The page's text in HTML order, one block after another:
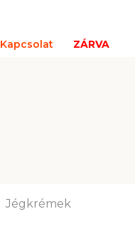
Kapcsolat ZÁRVA
Jégkrémek